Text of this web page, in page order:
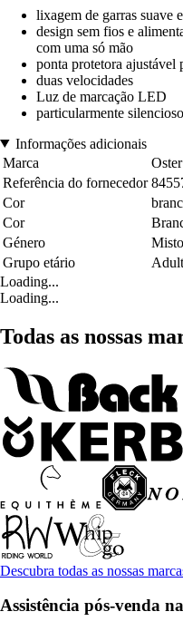
lixagem de garras suave
design sem fios e
com uma só mão
ponta protetora ajustável
duas velocidades
Luz de marcação LED
particularmente
Informações adicionais
Marca
Oster
Referência do fornecedor
Cor
Cor
Género
Misto
Grupo etário
Loading...
Loading...
Todas as nossas
Descubra todas as nossas
Assistência pós-venda